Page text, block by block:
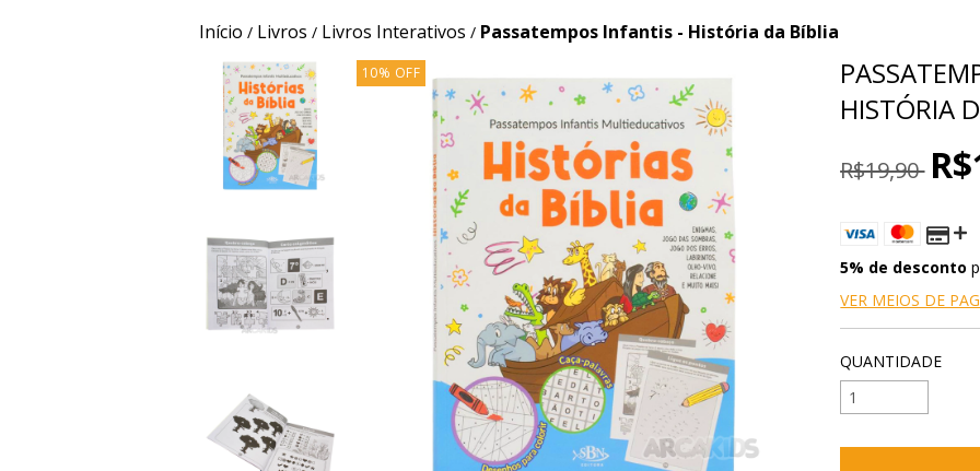
Início / Livros / Livros Interativos / Passatempos Infantis - História da Bíblia
10% OFF
HISTÓRIA
R$19,90
5% de desconto
VER MEIOS DE
QUANTIDADE